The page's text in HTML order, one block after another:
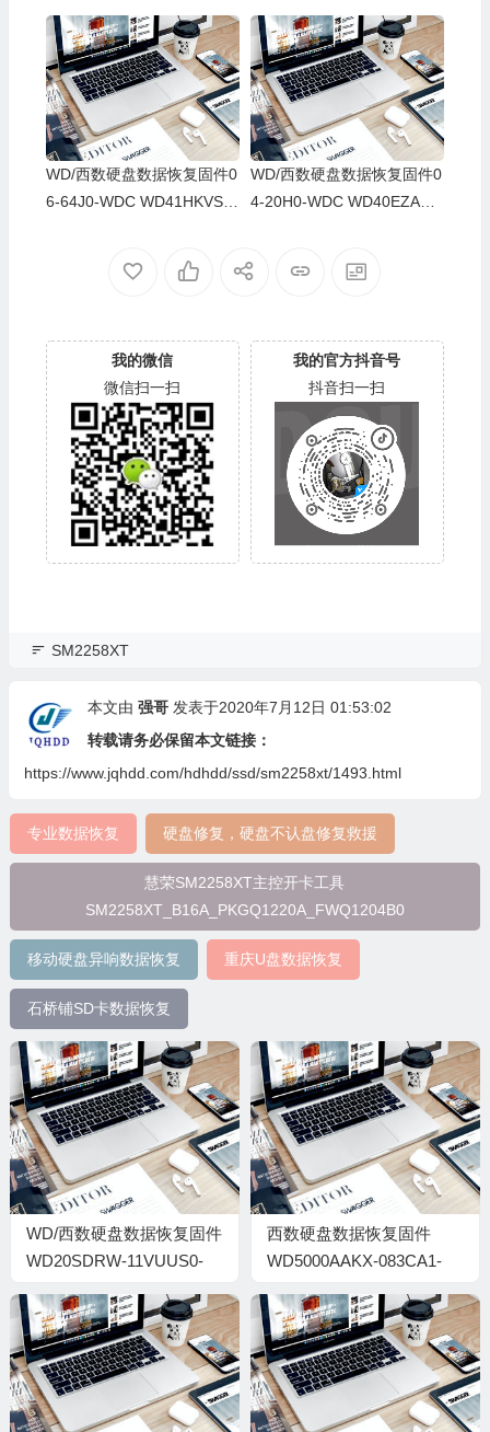
8AUSY0-80-00A80-WD-WX
52D71DH04K-00060064-27
00
8AUSY0-80-00A80-WD-WX
22D2143CAS-00060064-27
00
WD/西数硬盘数据恢复固件0
6-64J0-WDC WD41HKVS-7
WD/西数硬盘数据恢复固件0
4-20H0-WDC WD40EZAZ-0
700
我的微信
微信扫一扫
我的官方抖音号
抖音扫一扫
SM2258XT
本文由 强哥 发表于2020年7月12日 01:53:02
转载请务必保留本文链接：
https://www.jqhdd.com/hdhdd/ssd/sm2258xt/1493.html
专业数据恢复 硬盘修复，硬盘不认盘修复救援
慧荣SM2258XT主控开卡工具
SM2258XT_B16A_PKGQ1220A_FWQ1204B0
移动硬盘异响数据恢复 重庆U盘数据恢复
石桥铺SD卡数据恢复
WD/西数硬盘数据恢复固件
WD20SDRW-11VUUS0-
WXC1E6967YAW-
0006008J-1860
西数硬盘数据恢复固件
WD5000AAKX-083CA1-
WMAYUL475950-
00030036